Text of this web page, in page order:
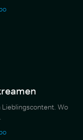
Lieblingscontent. Wo